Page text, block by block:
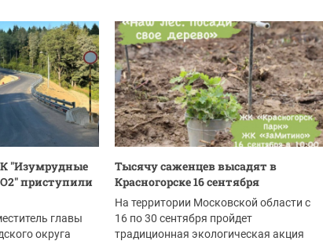
"Изумрудные
приступили
главы
округа
Тысячу саженцев высадят в
Красногорске 16 сентября
На территории Московской области с
16 по 30 сентября пройдет
традиционная экологическая акция